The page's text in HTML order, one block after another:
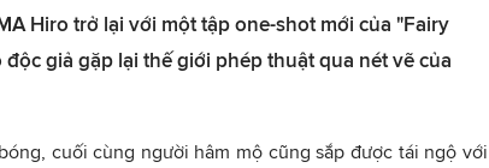
Hiro trở lại với một tập one-shot mới của "Fairy
độc giả gặp lại thế giới phép thuật qua nét vẽ của
cuối cùng người hâm mộ cũng sắp được tái ngộ với